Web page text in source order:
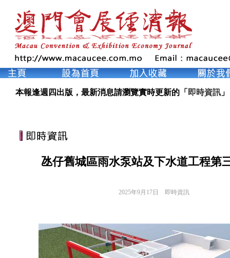
本報逢週四出版，最新消息請瀏覽實時更新的「 即時資訊 」
氹仔舊城區雨水泵站及下水道工程第
2025年9月17日 即時資訊